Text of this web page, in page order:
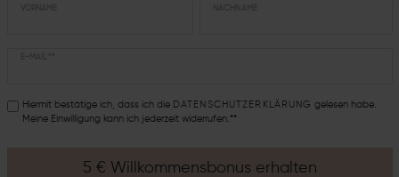
Hiermit bestätige ich, dass ich die DATEN­SCHUTZ­ERKLÄRUNG gelesen habe.
Meine Einwilligung kann ich jederzeit widerrufen.**
5 € Willkommensbonus erhalten